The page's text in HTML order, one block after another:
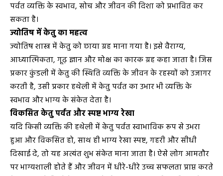
पर्वत व्यक्ति के स्वभाव, सोच और जीवन की दिशा को प्रभावित कर
सकता है।
ज्योतिष में केतु का महत्व
ज्योतिष शास्त्र में केतु को छाया ग्रह माना गया है। इसे वैराग्य,
आध्यात्मिकता, गूढ़ ज्ञान और मोक्ष का कारक ग्रह कहा जाता है। जिस
प्रकार कुंडली में केतु की स्थिति व्यक्ति के जीवन के रहस्यों को उजागर
करती है, उसी प्रकार हथेली में केतु पर्वत का उभार भी व्यक्ति के
स्वभाव और भाग्य के संकेत देता है।
विकसित केतु पर्वत और स्पष्ट भाग्य रेखा
यदि किसी व्यक्ति की हथेली में केतु पर्वत स्वाभाविक रूप से उभरा
हुआ और विकसित हो, साथ ही भाग्य रेखा स्पष्ट, गहरी और सीधी
दिखाई दे, तो यह अत्यंत शुभ संकेत माना जाता है। ऐसे लोग आमतौर
पर भाग्यशाली होते हैं और जीवन में धीरे-धीरे उच्च सफलता प्राप्त करते